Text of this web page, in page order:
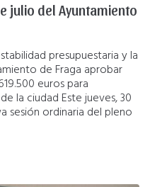
julio del Ayuntamiento
presupuestaria y la
de Fraga aprobar
euros para
la ciudad Este jueves, 30
sesión ordinaria del pleno